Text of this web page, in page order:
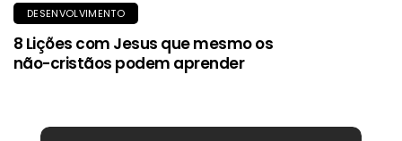
DESENVOLVIMENTO
8 Lições com Jesus que mesmo os
não-cristãos podem aprender